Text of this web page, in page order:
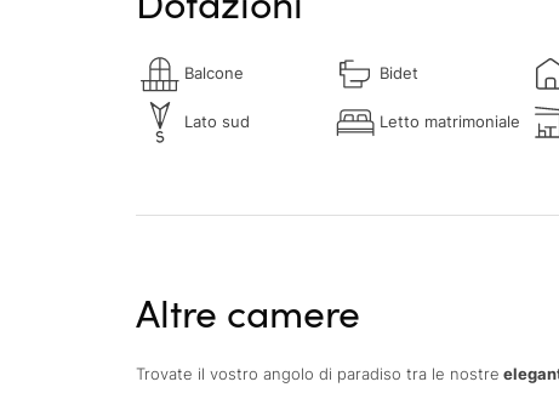
Balcone Bidet
Lato sud Letto matrimoniale
Altre camere
Trovate il vostro angolo di paradiso tra le nostre